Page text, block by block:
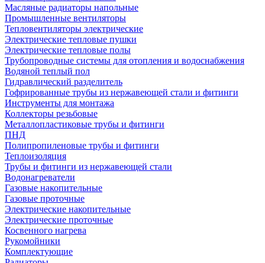
Масляные радиаторы напольные
Промышленные вентиляторы
Тепловентиляторы электрические
Электрические тепловые пушки
Электрические тепловые полы
Трубопроводные системы для отопления и водоснабжения
Водяной теплый пол
Гидравлический разделитель
Гофрированные трубы из нержавеющей стали и фитинги
Инструменты для монтажа
Коллекторы резьбовые
Металлопластиковые трубы и фитинги
ПНД
Полипропиленовые трубы и фитинги
Теплоизоляция
Трубы и фитинги из нержавеющей стали
Водонагреватели
Газовые накопительные
Газовые проточные
Электрические накопительные
Электрические проточные
Косвенного нагрева
Рукомойники
Комплектующие